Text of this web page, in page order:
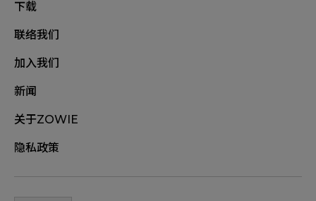
下载
联络我们
加入我们
新闻
关于ZOWIE
隐私政策